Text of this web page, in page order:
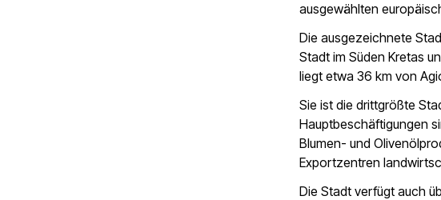
ausgewählten
Die ausgezeichnete
Stadt im Süden Kretas
liegt etwa 36 km von
Sie ist die drittgrößte
Hauptbeschäftigungen
Blumen- und
Exportzentren
Die Stadt verfügt auch